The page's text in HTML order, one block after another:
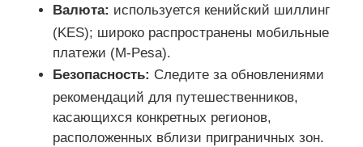
Валюта: используется кенийский шиллинг
(KES); широко распространены мобильные
платежи (M-Pesa).
Безопасность: Следите за обновлениями
рекомендаций для путешественников,
касающихся конкретных регионов,
расположенных вблизи приграничных зон.